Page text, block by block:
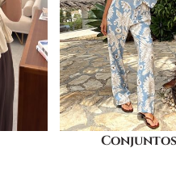
Vestidos